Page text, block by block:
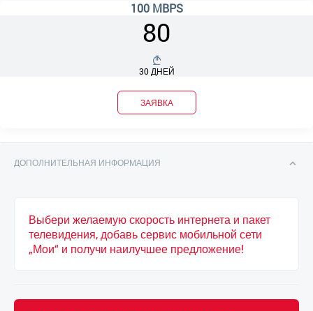
100 MBPS
80
30 ДНЕЙ
ЗАЯВКА
ДОПОЛНИТЕЛЬНАЯ ИНФОРМАЦИЯ
Выбери желаемую скорость интернета и пакет
телевидения, добавь сервис мобильной сети
„Мои“ и получи наилучшее предложение!